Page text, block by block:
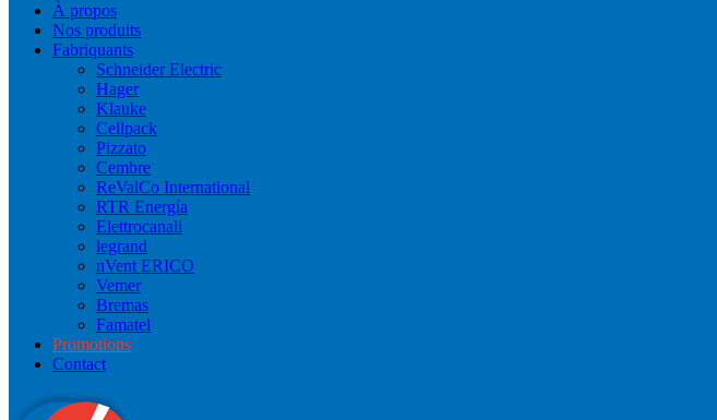
À propos
Nos produits
Fabriquants
Schneider Electric
Hager
Klauke
Cellpack
Pizzato
Cembre
ReValCo International
RTR Energía
Elettrocanali
legrand
nVent ERICO
Vemer
Bremas
Famatel
Promotions
Contact